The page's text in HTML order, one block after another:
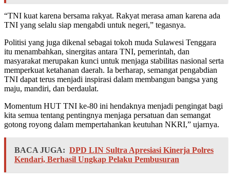
“TNI kuat karena bersama rakyat. Rakyat merasa aman karena ada
TNI yang selalu siap mengabdi untuk negeri,” tegasnya.
Politisi yang juga dikenal sebagai tokoh muda Sulawesi Tenggara
itu menambahkan, sinergitas antara TNI, pemerintah, dan
masyarakat merupakan kunci untuk menjaga stabilitas nasional serta
memperkuat ketahanan daerah. Ia berharap, semangat pengabdian
TNI dapat terus menjadi inspirasi dalam membangun bangsa yang
maju, mandiri, dan berdaulat.
Momentum HUT TNI ke-80 ini hendaknya menjadi pengingat bagi
kita semua tentang pentingnya menjaga persatuan dan semangat
gotong royong dalam mempertahankan keutuhan NKRI,” ujarnya.
BACA JUGA: DPD LIN Sultra Apresiasi Kinerja Polres
Kendari, Berhasil Ungkap Pelaku Pembusuran